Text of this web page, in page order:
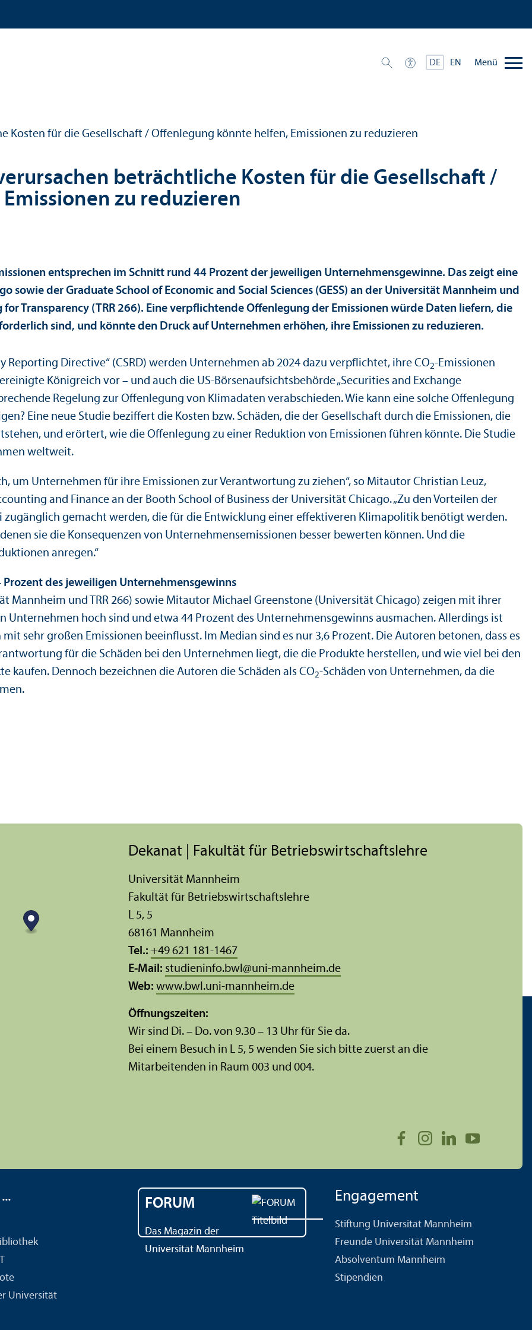
DE EN Menü
für die Gesellschaft / Offenlegung könnte helfen, Emissionen zu reduzieren
beträchtliche Kosten für die Gesellschaft /
zu reduzieren
entsprechen im Schnitt rund 44 Prozent der jeweiligen Unter­nehmens­gewinne. Das zeigt eine
sowie der Graduate School of Economic and Social Sciences (GESS) an der Universität Mannheim und
Trans­parency (TRR 266). Eine verpflichtende Offenlegung der Emissionen würde Daten liefern, die
sind, und könnte den Druck auf Unter­nehmen erhöhen, ihre Emissionen zu reduzieren.
Directive“ (CSRD) werden Unter­nehmen ab 2024 dazu verpflichtet, ihre CO2-Emissionen
Königreich vor – und auch die US-Börsenaufsichtsbehörde „Securities and Exchange
Regelung zur Offenlegung von Klimadaten verabschieden. Wie kann eine solche Offenlegung
Eine neue Studie beziffert die Kosten bzw. Schäden, die der Gesellschaft durch die Emissionen, die
und erörtert, wie die Offenlegung zu einer Reduktion von Emissionen führen könnte. Die Studie
weltweit.
um Unter­nehmen für ihre Emissionen zur Verantwortung zu ziehen“, so Mitautor Christian Leuz,
and Finance an der Booth School of Business der Universität Chicago. „Zu den Vorteilen der
gemacht werden, die für die Entwicklung einer effektiveren Klimapolitik benötigt werden.
sie die Konsequenzen von Unter­nehmens­emissionen besser bewerten können. Und die
anregen.“
des jeweiligen Unter­nehmens­gewinns
Mannheim und TRR 266) sowie Mitautor Michael Greenstone (Universität Chicago) zeigen mit ihrer
Unter­nehmen hoch sind und etwa 44 Prozent des Unter­nehmens­gewinns ausmachen. Allerdings ist
sehr großen Emissionen beeinflusst. Im Median sind es nur 3,6 Prozent. Die Autoren betonen, dass es
für die Schäden bei den Unter­nehmen liegt, die die Produkte herstellen, und wie viel bei den
kaufen. Dennoch bezeichnen die Autoren die Schäden als CO2-Schäden von Unter­nehmen, da die
Dekanat | Fakultät für Betriebs­wirtschafts­lehre
Universität Mannheim
Fakultät für Betriebs­wirtschafts­lehre
L 5, 5
68161 Mannheim
Tel.: +49 621 181-1467
E-Mail: studieninfo.bwl@uni-mannheim.de
Web: www.bwl.uni-mannheim.de
Öffnungs­zeiten:
Wir sind Di. – Do. von 9.30 – 13 Uhr für Sie da.
Bei einem Besuch in L 5, 5 wenden Sie sich bitte zuerst an die
Mitarbeitenden in Raum 003 und 004.
Universität
FORUM
Das Magazin der
Universität Mannheim
Engagement
Stiftung Universität Mannheim
Freunde Universität Mannheim
Absolventum Mannheim
Stipendien